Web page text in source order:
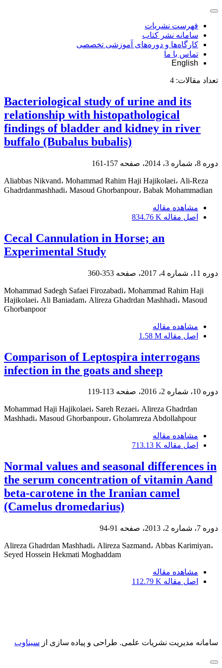
فهرست نشریات
سامانه نشر کتاب
کارگاه‌ها و دوره‌های آموزشی تخصصی
تماس با ما
English
تعداد مقالات: 4
Bacteriological study of urine and its
relationship with histopathological
findings of bladder and kidney in river
buffalo (Bubalus bubalis)
دوره 8، شماره 3، 2014، صفحه 157-161
Aliabbas Nikvand، Mohammad Rahim Haji Hajikolaei، Ali-Reza
Ghadrdanmashhadi، Masoud Ghorbanpour، Babak Mohammadian
مشاهده مقاله
اصل مقاله 834.76 K
Cecal Cannulation in Horse; an
Experimental Study
دوره 11، شماره 4، 2017، صفحه 353-360
Mohammad Sadegh Safaei Firozabadi، Mohammad Rahim Haji
Hajikolaei، Ali Baniadam، Alireza Ghadrdan Mashhadi، Masoud
Ghorbanpoor
مشاهده مقاله
اصل مقاله 1.58 M
Comparison of Leptospira interrogans
infection in the goats and sheep
دوره 10، شماره 2، 2016، صفحه 113-119
Mohammad Haji Hajikolaei، Sareh Rezaei، Alireza Ghadrdan
Mashhadi، Masoud Ghorbanpour، Gholamreza Abdollahpour
مشاهده مقاله
اصل مقاله 713.13 K
Normal values and seasonal differences in
the serum concentration of vitamin Aand
beta-carotene in the Iranian camel
(Camelus dromedarius)
دوره 7، شماره 2، 2013، صفحه 91-94
Alireza Ghadrdan Mashhadi، Alireza Sazmand، Abbas Karimiyan،
Seyed Hossein Hekmati Moghaddam
مشاهده مقاله
اصل مقاله 112.79 K
سامانه مدیریت نشریات علمی. طراحی و پیاده سازی از سیناوب